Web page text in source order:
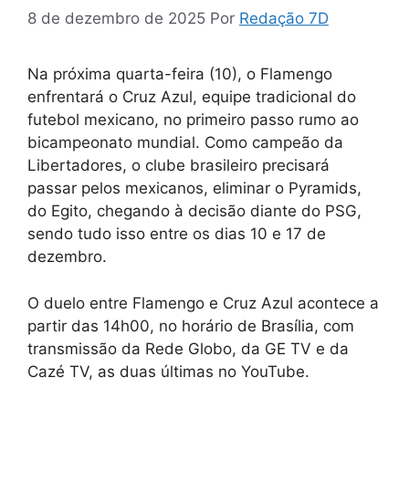
8 de dezembro de 2025 Por Redação 7D
Na próxima quarta-feira (10), o Flamengo
enfrentará o Cruz Azul, equipe tradicional do
futebol mexicano, no primeiro passo rumo ao
bicampeonato mundial. Como campeão da
Libertadores, o clube brasileiro precisará
passar pelos mexicanos, eliminar o Pyramids,
do Egito, chegando à decisão diante do PSG,
sendo tudo isso entre os dias 10 e 17 de
dezembro.
O duelo entre Flamengo e Cruz Azul acontece a
partir das 14h00, no horário de Brasília, com
transmissão da Rede Globo, da GE TV e da
Cazé TV, as duas últimas no YouTube.